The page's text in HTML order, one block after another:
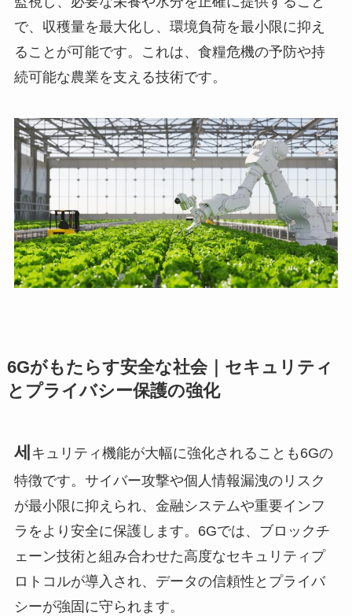
で、収穫量を最大化し、環境負荷を最小限に抑え
ることが可能です。これは、食糧危機の予防や持
続可能な農業を支える技術です。
6Gがもたらす安全な社会｜セキュリティ
とプライバシー保護の強化
세 キュリティ機能が大幅に強化されることも6Gの
特徴です。サイバー攻撃や個人情報漏洩のリスク
が最小限に抑えられ、金融システムや重要インフ
ラをより安全に保護します。6Gでは、ブロックチ
ェーン技術と組み合わせた高度なセキュリティプ
ロトコルが導入され、データの信頼性とプライバ
シーが強固に守られます。